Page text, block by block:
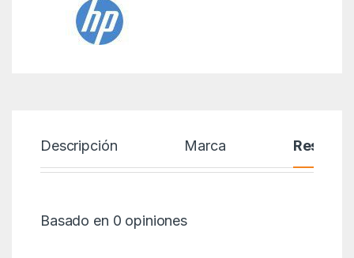
Descripción Marca Reseñas
Basado en 0 opiniones